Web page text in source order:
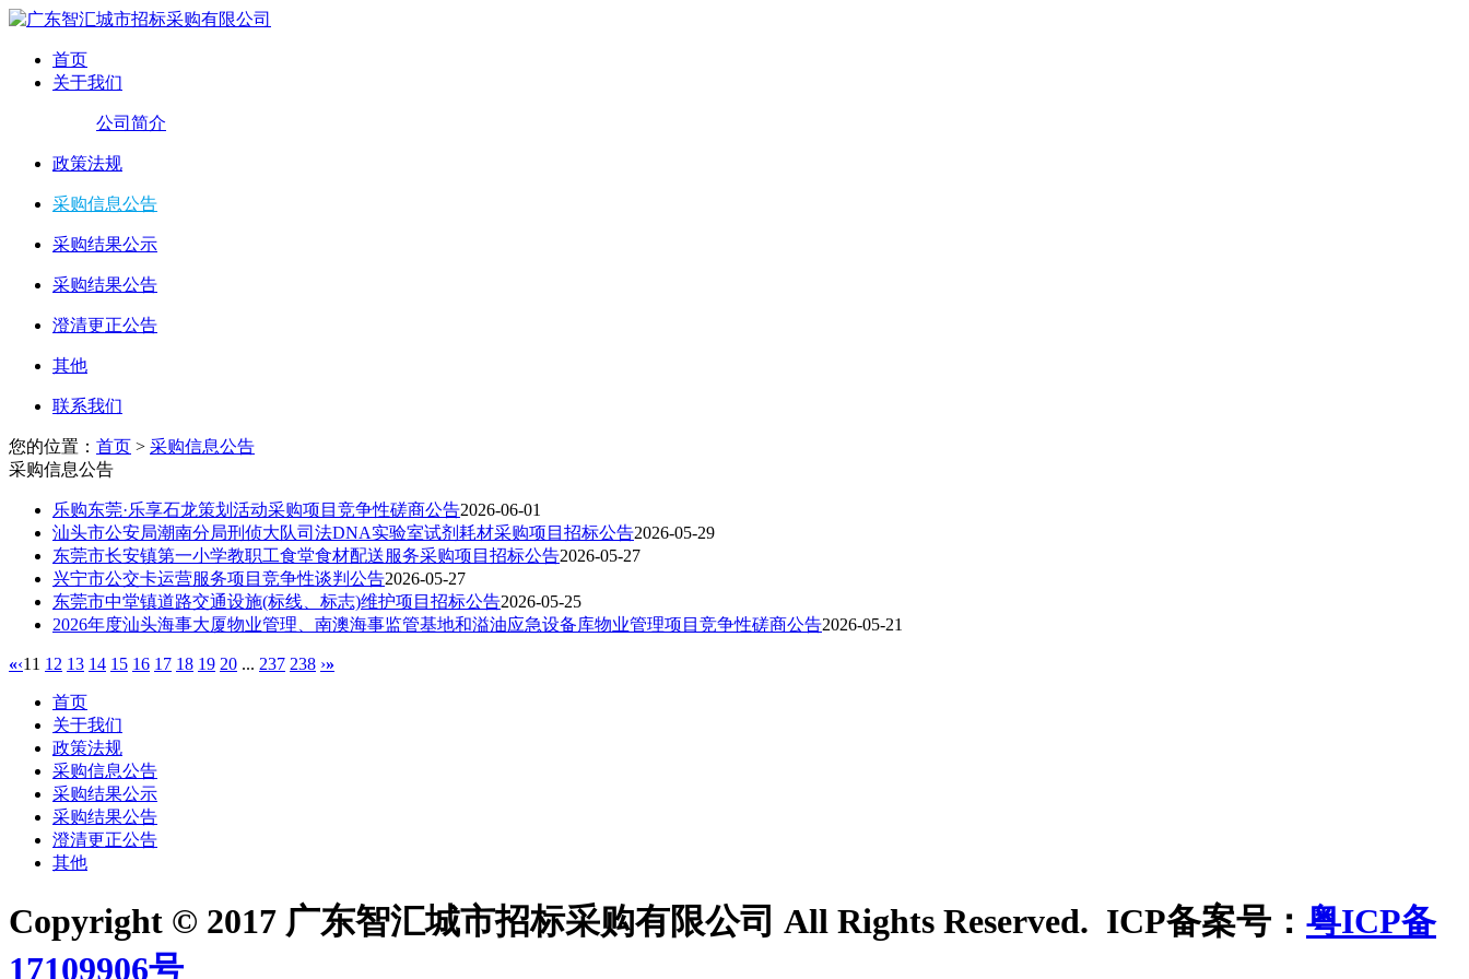
首页
关于我们
公司简介
政策法规
采购信息公告
采购结果公示
采购结果公告
澄清更正公告
其他
联系我们
您的位置： 首页 > 采购信息公告
采购信息公告
乐购东莞·乐享石龙策划活动采购项目竞争性磋商公告2026-06-01
汕头市公安局潮南分局刑侦大队司法DNA实验室试剂耗材采购项目招标公告2026-05-29
东莞市长安镇第一小学教职工食堂食材配送服务采购项目招标公告2026-05-27
兴宁市公交卡运营服务项目竞争性谈判公告2026-05-27
东莞市中堂镇道路交通设施(标线、标志)维护项目招标公告2026-05-25
2026年度汕头海事大厦物业管理、南澳海事监管基地和溢油应急设备库物业管理项目竞争性磋商公告2026-05-21
«‹11 12 13 14 15 16 17 18 19 20 ... 237 238 ›»
首页
关于我们
政策法规
采购信息公告
采购结果公示
采购结果公告
澄清更正公告
其他
Copyright © 2017 广东智汇城市招标采购有限公司 All Rights Reserved. ICP备案号： 粤ICP备
17109906号